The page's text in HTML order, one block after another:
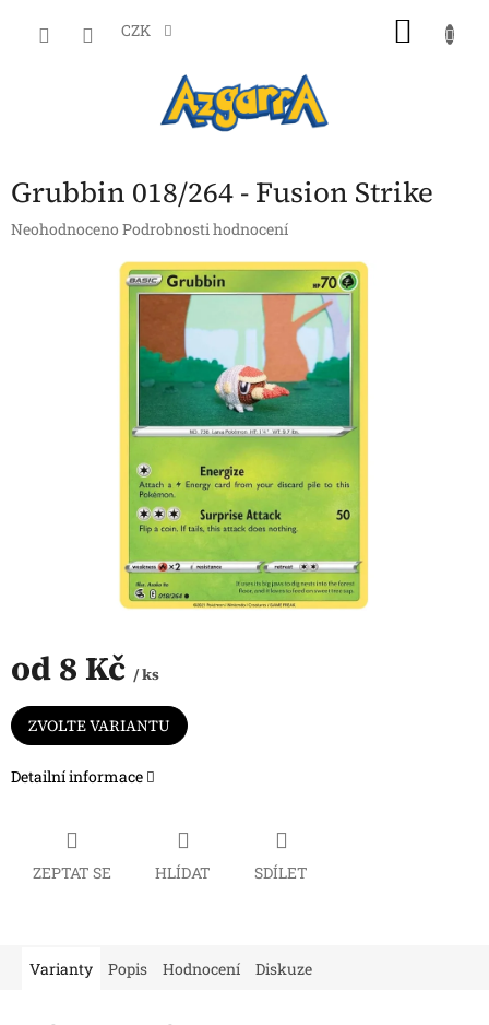
CZK
Grubbin 018/264 - Fusion Strike
Průměrné
Neohodnoceno Podrobnosti hodnocení
od8 Kč / ks
Měrná
cena:ZVOLTE VARIANTU
Detailní informace
ZEPTAT SE HLÍDAT SDÍLET
Varianty Popis Hodnocení Diskuze